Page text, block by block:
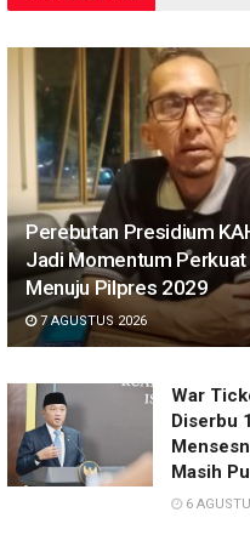
Perebutan Presidium
Jadi Momentum Perkuat
Menuju Pilpres 2029
7 AGUSTUS 2026
War
Diserbu
Masih
6